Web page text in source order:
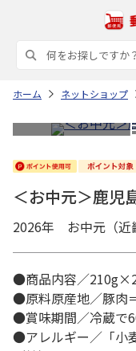
ホーム ネットショップ
＜お中元＞鹿
2026年 お中元（近
●商品内容／
●原料原産地／豚肉
●賞味期間／冷蔵で
●アレルギー／「小